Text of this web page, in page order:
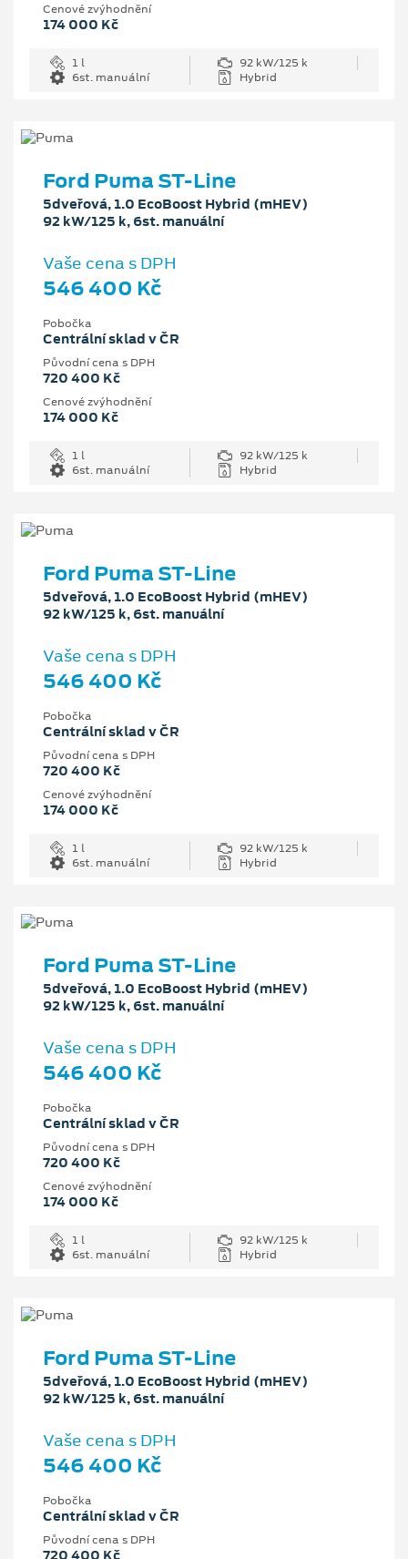
Cenové zvýhodnění
174 000 Kč
1 l
92 kW/125 k
6st. manuální
Hybrid
Ford Puma ST-Line
5dveřová, 1.0 EcoBoost Hybrid (mHEV)
92 kW/125 k, 6st. manuální
Vaše cena s DPH
546 400 Kč
Pobočka
Centrální sklad v ČR
Původní cena s DPH
720 400 Kč
Cenové zvýhodnění
174 000 Kč
1 l
92 kW/125 k
6st. manuální
Hybrid
Ford Puma ST-Line
5dveřová, 1.0 EcoBoost Hybrid (mHEV)
92 kW/125 k, 6st. manuální
Vaše cena s DPH
546 400 Kč
Pobočka
Centrální sklad v ČR
Původní cena s DPH
720 400 Kč
Cenové zvýhodnění
174 000 Kč
1 l
92 kW/125 k
6st. manuální
Hybrid
Ford Puma ST-Line
5dveřová, 1.0 EcoBoost Hybrid (mHEV)
92 kW/125 k, 6st. manuální
Vaše cena s DPH
546 400 Kč
Pobočka
Centrální sklad v ČR
Původní cena s DPH
720 400 Kč
Cenové zvýhodnění
174 000 Kč
1 l
92 kW/125 k
6st. manuální
Hybrid
Ford Puma ST-Line
5dveřová, 1.0 EcoBoost Hybrid (mHEV)
92 kW/125 k, 6st. manuální
Vaše cena s DPH
546 400 Kč
Pobočka
Centrální sklad v ČR
Původní cena s DPH